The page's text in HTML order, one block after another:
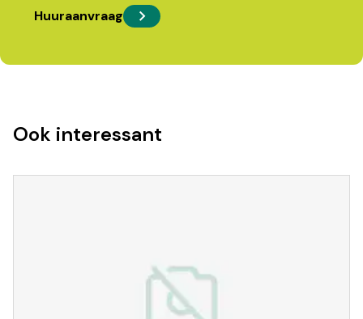
Huuraanvraag
Ook interessant